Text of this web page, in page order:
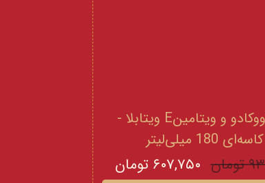
کرم آووکادو و ویتامینE ویتابلا -
کاسه‌ای 180 میلی‌لیتر
۶۰۷,۷۵۰ تومان